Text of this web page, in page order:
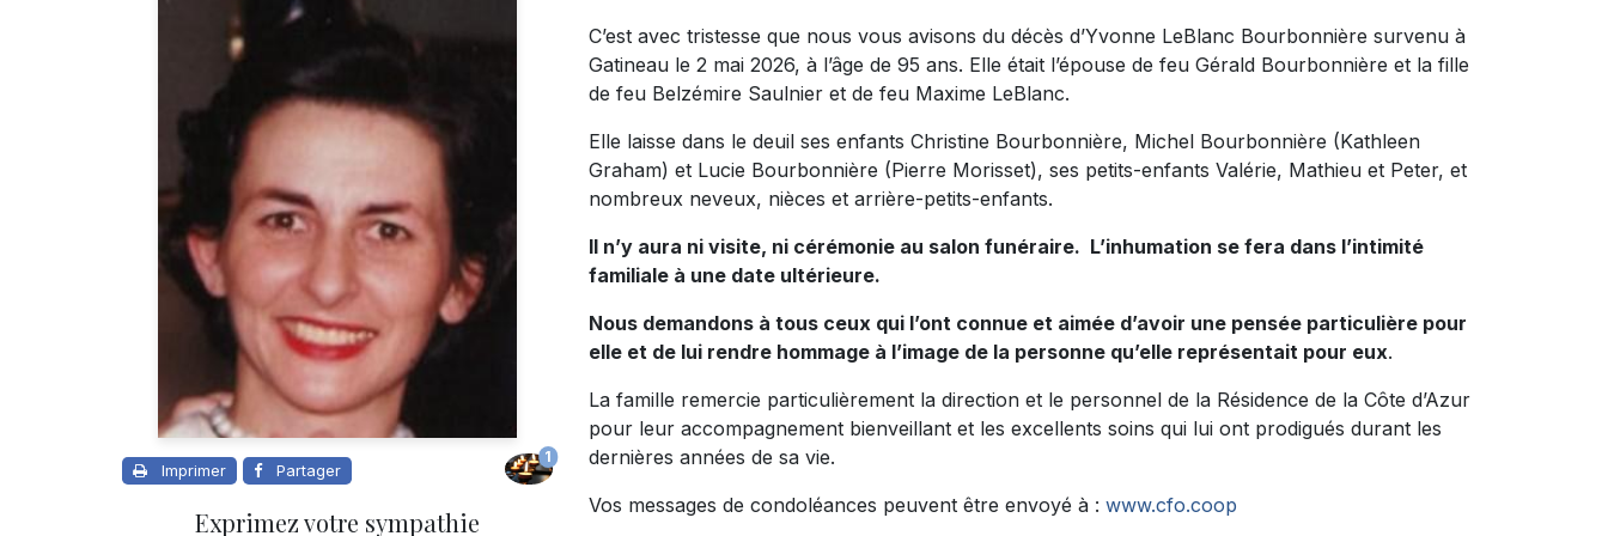
Imprimer Partager
1
Exprimez votre sympathie
C’est avec tristesse que nous vous avisons du décès d’Yvonne LeBlanc Bourbonnière survenu à
Gatineau le 2 mai 2026, à l’âge de 95 ans. Elle était l’épouse de feu Gérald Bourbonnière et la fille
de feu Belzémire Saulnier et de feu Maxime LeBlanc.
Elle laisse dans le deuil ses enfants Christine Bourbonnière, Michel Bourbonnière (Kathleen
Graham) et Lucie Bourbonnière (Pierre Morisset), ses petits-enfants Valérie, Mathieu et Peter, et
nombreux neveux, nièces et arrière-petits-enfants.
Il n’y aura ni visite, ni cérémonie au salon funéraire. L’inhumation se fera dans l’intimité
familiale à une date ultérieure.
Nous demandons à tous ceux qui l’ont connue et aimée d’avoir une pensée particulière pour
elle et de lui rendre hommage à l’image de la personne qu’elle représentait pour eux.
La famille remercie particulièrement la direction et le personnel de la Résidence de la Côte d’Azur
pour leur accompagnement bienveillant et les excellents soins qui lui ont prodigués durant les
dernières années de sa vie.
Vos messages de condoléances peuvent être envoyé à : www.cfo.coop